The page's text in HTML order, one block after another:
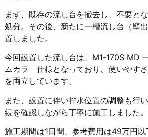
まず、既存の流し台を撤去し、不要と
処分。その後、新たに一槽流し台（壁
置しました。
今回設置した流し台は、M1-170S MD
ムカラー仕様となっており、使いやす
を両立しています。
また、設置に伴い排水位置の調整も行
続を確認しながら丁寧に施工しました。
施工期間は1日間、参考費用は49万円以